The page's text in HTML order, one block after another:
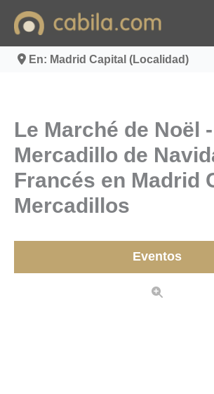
contenido
En: Madrid Capital (Localidad)
Le Marché de Noël -
Mercadillo de
Francés en Madrid
Mercadillos
Eventos